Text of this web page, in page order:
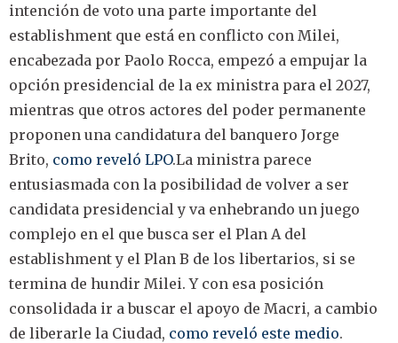
intención de voto una parte importante del
establishment que está en conflicto con Milei,
encabezada por Paolo Rocca, empezó a empujar la
opción presidencial de la ex ministra para el 2027,
mientras que otros actores del poder permanente
proponen una candidatura del banquero Jorge
Brito, como reveló LPO.La ministra parece
entusiasmada con la posibilidad de volver a ser
candidata presidencial y va enhebrando un juego
complejo en el que busca ser el Plan A del
establishment y el Plan B de los libertarios, si se
termina de hundir Milei. Y con esa posición
consolidada ir a buscar el apoyo de Macri, a cambio
de liberarle la Ciudad, como reveló este medio.